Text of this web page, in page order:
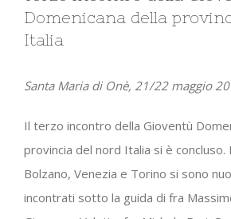
Image
Domenicana della
Italia
Santa Maria di Onè, 21/22 maggio
Il terzo incontro della Gioventù
provincia del nord Italia si è concluso.
Bolzano, Venezia e Torino si sono
incontrati sotto la guida di fra